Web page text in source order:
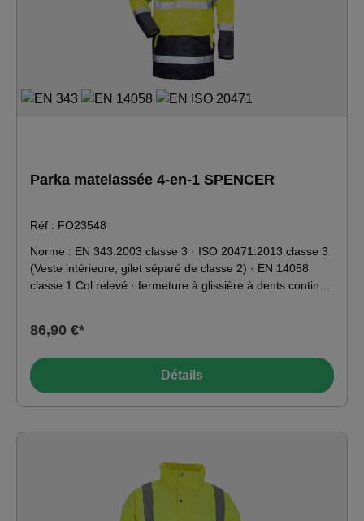
Parka matelassée 4-en-1 SPENCER
Réf : FO23548
Norme : EN 343:2003 classe 3 · ISO 20471:2013 classe 3
(Veste intérieure, gilet séparé de classe 2) · EN 14058
classe 1 Col relevé · fermeture à glissière à dents continue
manches en polaire amovibles · manches ajustables avec
: 100 % polyester
86,90 €*
Détails